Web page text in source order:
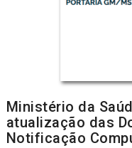
Ministério da
atualização das
Notificação